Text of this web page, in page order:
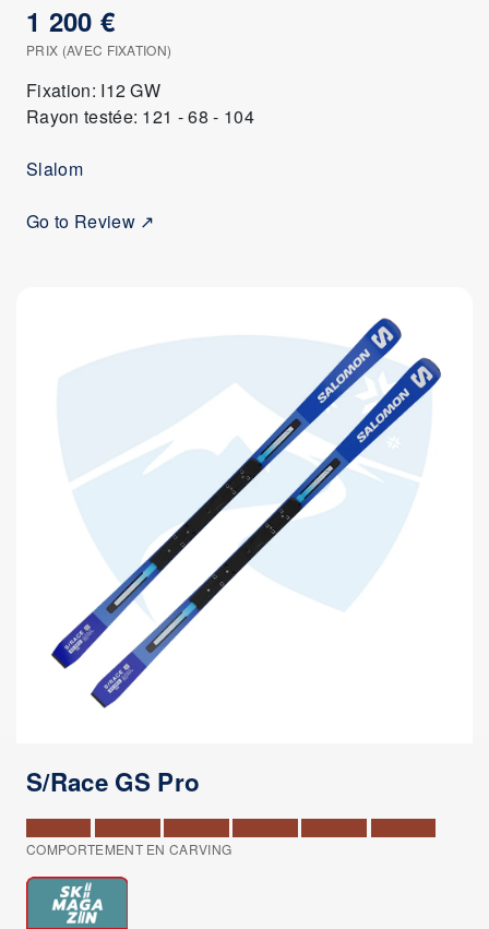
1 200 €
PRIX (AVEC FIXATION)
Fixation: I12 GW
Rayon testée: 121 - 68 - 104
Slalom
Go to Review ↗
S/Race GS Pro
COMPORTEMENT EN CARVING